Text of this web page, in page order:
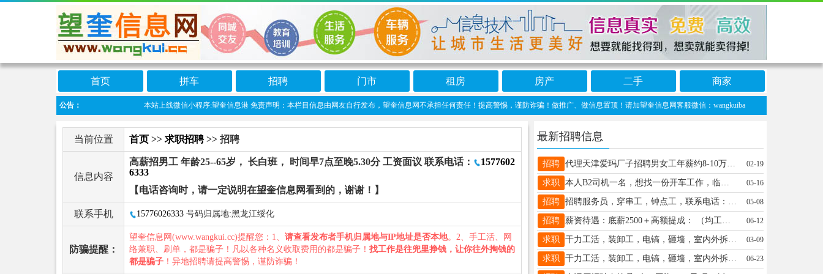
首页 拼车 招聘 门市 租房 房产 二手 商家
公告： 本站上线微信小程序:望奎信息港 免责声明：本栏目信息由网友自行发布，望奎信息网不承担任何责任！提高警惕，谨防诈骗！做推广、做信息置顶！请加望奎信息网客服微信：wangkuiba
当前位置 首页 >> 求职招聘>> 招聘
信息内容
高薪招男工 年龄25--65岁， 长白班， 时间早7点至晚5.30分 工资面议 联系电话：
1577602
6333
【电话咨询时，请一定说明在望奎信息网看到的，谢谢！】
联系手机 15776026333 号码归属地:黑龙江绥化
防骗提醒：
望奎信息网(www.wangkui.cc)提醒您：1、 请查看发布者手机归属地与IP地址是否本地。2、手工活、网
络兼职、刷单，都是骗子！凡以各种名义收取费用的都是骗子！ 找工作是往兜里挣钱，让你往外掏钱的
都是骗子 ！异地招聘请提高警惕，谨防诈骗！
最新招聘信息
招聘 代理天津爱玛厂子招聘男女工年薪约8-10万左右，长白班，能吃苦耐劳，福利食堂住免费水电费平摊15946159987 02-19
求职 本人B2司机一名，想找一份开车工作，临时用司机或长期的可以打电话联系15845556600 05-16
招聘 招聘服务员，穿串工，钟点工，联系电话：13644551897 05-08
招聘 薪资待遇：底薪2500＋高额提成： （均工资7000＋上五休二！（还有跳 点提成＋底薪）正常节假日休息！不加班！!！以上岗位接受无经验者16646585943（包教包会） 06-12
求职 干力工活，装卸工，电镐，砸墙，室内外拆除，搬搬抬抬，扛楼，搬家，家具按装等等各种小零活，电动三轮车出租，拉货，拉脚，临时工，送货都行。联系电话15945551104 03-09
求职 干力工活，装卸工，电镐，砸墙，室内外拆除，搬搬抬抬，扛楼，搬家，家具按装等等各种小零活，电动三轮车出租，拉货，拉脚，临时工，送货都行。联系电话15945551104 06-23